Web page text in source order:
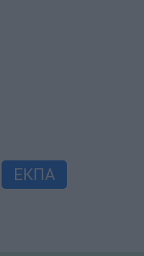
ΕΚΠΑ